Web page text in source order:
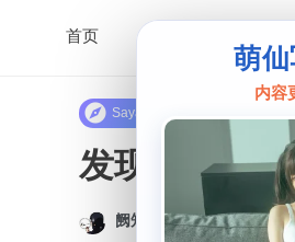
首页
萌仙
内容
Sayathefox
发现
阙知风